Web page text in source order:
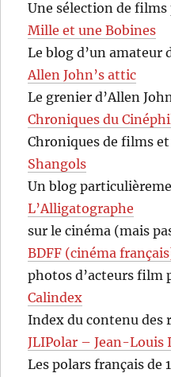
Une sélection de films
Mille et une Bobines
Le blog d’un amateur
Allen John’s attic
Le grenier d’Allen
Chroniques du
Chroniques de films
Shangols
Un blog
L’Alligatographe
sur le cinéma (mais
BDFF (cinéma
photos d’acteurs film
Calindex
Index du contenu des
JLIPolar – Jean-Louis
Les polars français de